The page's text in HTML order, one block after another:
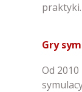
praktyki.
Gry
Od